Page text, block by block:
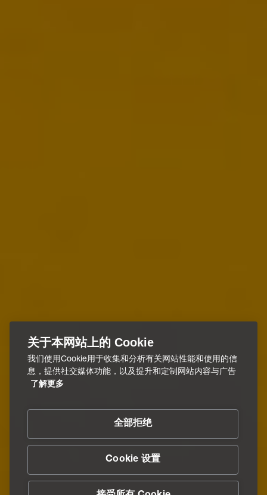
关于本网站上的 Cookie
我们使用Cookie用于收集和分析有关网站性能和使用的信
息，提供社交媒体功能，以及提升和定制网站内容与广告
了解更多
全部拒绝
Cookie 设置